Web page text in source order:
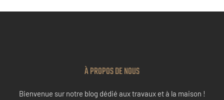
À PROPOS DE NOUS
Bienvenue sur notre blog dédié aux travaux et à la maison !